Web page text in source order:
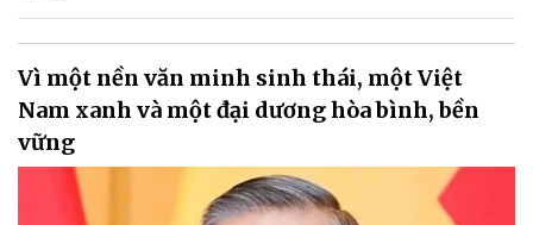
Vì một nền văn minh sinh thái, một Việt
Nam xanh và một đại dương hòa bình, bền
vững